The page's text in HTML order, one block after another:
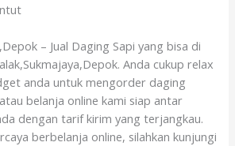
– Jual Daging Sapi yang bisa di
Anda cukup relax
anda untuk mengorder daging
belanja online kami siap antar
dengan tarif kirim yang terjangkau.
berbelanja online, silahkan kunjungi